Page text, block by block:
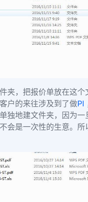
夹，把报价单放在这个
户的来往涉及到了做PI
独地建文件夹，因为一
会是一次性的生意。所